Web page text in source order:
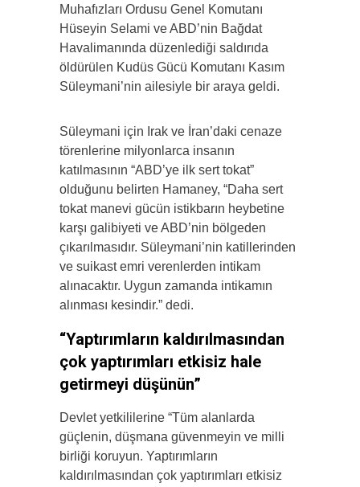
Muhafızları Ordusu Genel Komutanı
Hüseyin Selami ve ABD’nin Bağdat
Havalimanında düzenlediği saldırıda
öldürülen Kudüs Gücü Komutanı Kasım
Süleymani’nin ailesiyle bir araya geldi.
Süleymani için Irak ve İran’daki cenaze
törenlerine milyonlarca insanın
katılmasının “ABD’ye ilk sert tokat”
olduğunu belirten Hamaney, “Daha sert
tokat manevi gücün istikbarın heybetine
karşı galibiyeti ve ABD’nin bölgeden
çıkarılmasıdır. Süleymani’nin katillerinden
ve suikast emri verenlerden intikam
alınacaktır. Uygun zamanda intikamın
alınması kesindir.” dedi.
“Yaptırımların kaldırılmasından
çok yaptırımları etkisiz hale
getirmeyi düşünün”
Devlet yetkililerine “Tüm alanlarda
güçlenin, düşmana güvenmeyin ve milli
birliği koruyun. Yaptırımların
kaldırılmasından çok yaptırımları etkisiz